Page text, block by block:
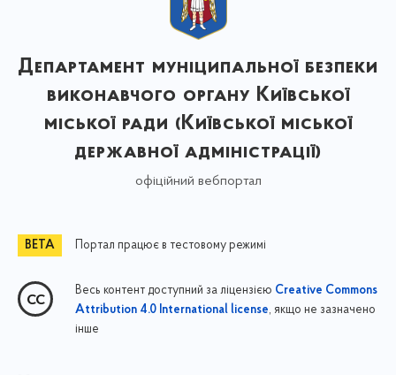
Департамент муніципальної безпеки
виконавчого органу Київської
міської ради (Київської міської
державної адміністрації)
офіційний вебпортал
Портал працює в тестовому режимі
Весь контент доступний за ліцензією Creative Commons
Attribution 4.0 International license, якщо не зазначено
інше